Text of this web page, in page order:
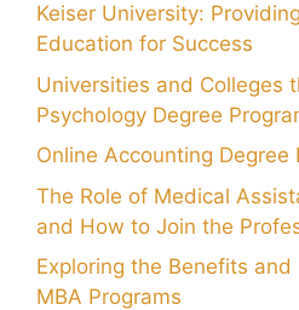
Keiser University:
Education for Success
Universities and Colleges
Psychology Degree
Online Accounting Degree
The Role of Medical
and How to Join the
Exploring the Benefits
MBA Programs